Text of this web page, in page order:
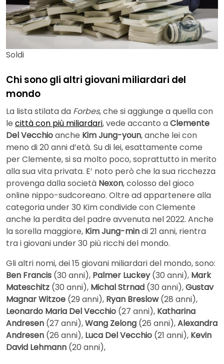
Soldi
Chi sono gli altri giovani miliardari del
mondo
La lista stilata da Forbes, che si aggiunge a quella con
le città con più miliardari, vede accanto aClemente
Del Vecchioanche Kim Jung-youn, anche lei con
meno di 20 anni d’età. Su di lei, esattamente come
per Clemente, si sa molto poco, soprattutto in merito
alla sua vita privata. E’ noto però che la sua ricchezza
provenga dalla società Nexon, colosso del gioco
online nippo-sudcoreano. Oltre ad appartenere alla
categoria under 30 Kim condivide con Clemente
anche la perdita del padre avvenuta nel 2022. Anche
la sorella maggiore, Kim Jung-mindi 21 anni, rientra
tra i giovani under 30 più ricchi del mondo.
Gli altri nomi, dei 15 giovani miliardari del mondo, sono:
Ben Francis (30 anni), Palmer Luckey(30 anni), Mark
Mateschitz (30 anni), Michal Strnad (30 anni),Gustav
Magnar Witzoe (29 anni), Ryan Breslow(28 anni),
Leonardo Maria Del Vecchio (27 anni), Katharina
Andresen (27 anni),Wang Zelong (26 anni),Alexandra
Andresen (26 anni), Luca Del Vecchio (21 anni), Kevin
David Lehmann (20 anni),